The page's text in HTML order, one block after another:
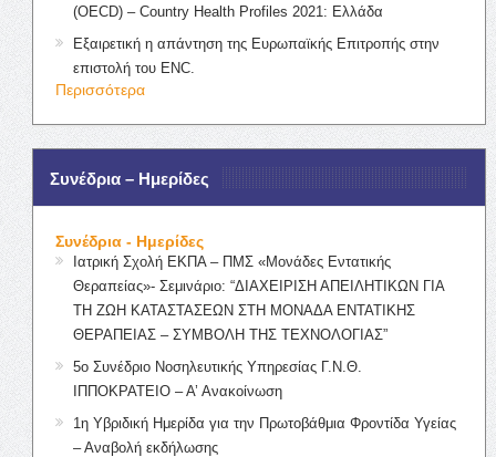
(OECD) – Country Health Profiles 2021: Ελλάδα
Εξαιρετική η απάντηση της Ευρωπαϊκής Επιτροπής στην
επιστολή του ENC.
Περισσότερα
Συνέδρια – Ημερίδες
Συνέδρια - Ημερίδες
Ιατρική Σχολή ΕΚΠΑ – ΠΜΣ «Μονάδες Εντατικής
Θεραπείας»- Σεμινάριο: “ΔΙΑΧΕΙΡΙΣΗ ΑΠΕΙΛΗΤΙΚΩΝ ΓΙΑ
ΤΗ ΖΩΗ ΚΑΤΑΣΤΑΣΕΩΝ ΣΤΗ ΜΟΝΑΔΑ ΕΝΤΑΤΙΚΗΣ
ΘΕΡΑΠΕΙΑΣ – ΣΥΜΒΟΛΗ ΤΗΣ ΤΕΧΝΟΛΟΓΙΑΣ”
5ο Συνέδριο Νοσηλευτικής Υπηρεσίας Γ.Ν.Θ.
ΙΠΠΟΚΡΑΤΕΙΟ – Α’ Ανακοίνωση
1η Υβριδική Ημερίδα για την Πρωτοβάθμια Φροντίδα Υγείας
– Αναβολή εκδήλωσης